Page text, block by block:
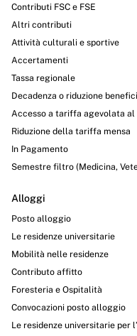
Contributi FSC e FSE
Altri contributi
Attività culturali e sportive
Accertamenti
Tassa regionale
Decadenza o riduzione benefici
Accesso a tariffa agevolata
Riduzione della tariffa mensa
In Pagamento
Semestre filtro (Medicina,
Alloggi
Posto alloggio
Le residenze universitarie
Mobilità nelle residenze
Contributo affitto
Foresteria e Ospitalità
Convocazioni posto alloggio
Le residenze universitarie per